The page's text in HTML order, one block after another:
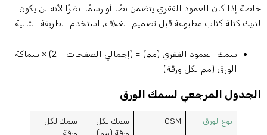
إذا كان العمود الفقري يتضمن نصًا أو رسمًا. نظرًا لأنه لن يكون
كتلة كتاب مطبوعة قبل تصميم الغلاف, استخدم الطريقة التالية.
سمك العمود الفقري (مم) = (إجمالي الصفحات ÷ 2) × سماكة
الورق (مم لكل ورقة)
المرجعي لسمك الورق
نوع الورق GSM
سمك لكل
ورقة (مم)
سمك لكل
ورقة